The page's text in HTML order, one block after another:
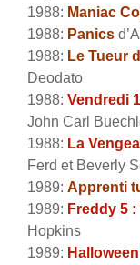
1988: Maniac
1988: Panics
1988: Le Tueur
Deodato
1988: Vendredi
John Carl
1988: La
Ferd et Beverly
1989: Apprenti
1989: Freddy 5
Hopkins
1989: